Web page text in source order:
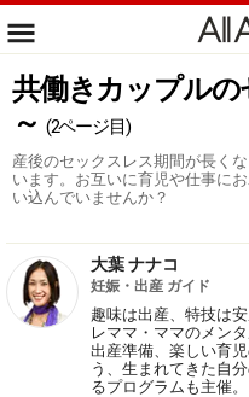
共働きカップル
～ (2ページ目)
産後のセックスレス期間が長く
います。お互いに育児や仕事に
い込んでいませんか？
大葉 ナナコ
妊娠・出産 ガイド
趣味は出産、特技は
レママ・ママのメン
出産準備、楽しい育
う、生まれてきた自
るプログラムも主催。